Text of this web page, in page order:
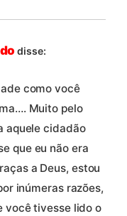
disse:
como você
Muito pelo
aquele cidadão
que eu não era
a Deus, estou
inúmeras razões,
você tivesse lido o